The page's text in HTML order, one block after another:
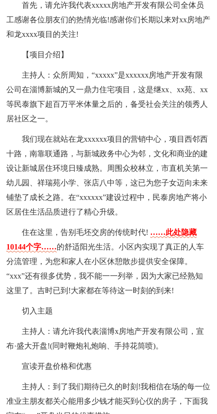
首先，请允许我代表xxxxx房地产开发有限公司全体员
工感谢各位朋友们的热情光临!感谢你们长期以来对xx房地产
和龙xxxx项目的关注!
【项目介绍】
主持人：众所周知，“xxxxx”是xxxxxx房地产开发有限
公司在淄博新城的又一鼎力住宅项目，这是继xx、xx苑、xx
等民泰旗下超百万平米体量之后的，备受社会关注的领秀人
居社区之一。
我们现在就站在龙xxxxxx项目的营销中心，项目西邻西
十路，南靠联通路，与新城政务中心为邻，文化和商业的建
设让新城居住环境日臻成熟。周围众校林立，市直机关第一
幼儿园、祥瑞苑小学、张店八中等，这已为您子女迈向未来
铺垫了成长之路。在“xxxxxx”建设过程中，民泰房地产将小
区居住生活品质进行了精心升级。
住在这里，告别毛坯交房的传统时代! ……此处隐藏
10144个字……的舒适阳光生活。小区内实现了真正的人车
分流管理，为您和家人在小区休憩散步提供安全保障。
“xxx”还有很多优势，我不能一一列举，因为大家已经熟知
这里了。吉时已到!大家都在等待这一时刻的到来!
切入主题
主持人：请允许我代表淄博x房地产开发有限公司，宣
布·盛大开盘!(同时鞭炮礼炮响、手持花筒喷)。
宣读开盘价格和优惠
主持人：到了我们期待已久的时刻!我相信在场的每一位
准业主朋友都关心能用多少钱才能买到心仪的房子，下面我